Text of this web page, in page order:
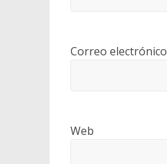
Correo electrónico
Web